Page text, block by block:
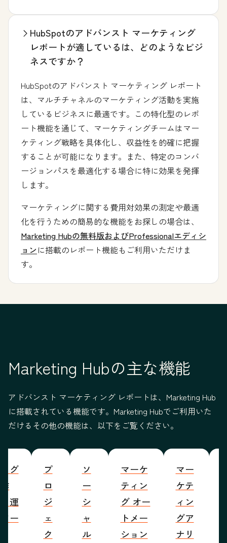
HubSpotのアドバンスト マーケティング
レポートが適しているは、どのようなビジ
ネスですか？
HubSpotのアドバンスト マーケティング レポート
は、マルチチャネルのマーケティング活動を実施
しているビジネスに最適です。この特化型のレポ
ート機能を通じて、マーケティングチームはマー
ケティング戦略を具体化し、収益性を的確に把握
することが可能になります。また、特定のコンバ
ージョンパスを最適化する場合に特に効果を発揮
します。
マーケティングに関する費用対効果の測定や最適
化を行うための簡易的な機能をお探しの場合は、
Marketing Hubの無料版およびProfessionalエディシ
ョン に搭載のレポート機能もご利用いただけま
す。
Marketing Hubの主な機能
アドバンスト マーケティング レポートは、Marketing Hub
に搭載されている機能です。Marketing Hubでご利用いた
だけるその他の機能は、以下をご覧ください。
グ
運
ー
プ
ロ
ジ
ェ
ク
ソ
ー
シ
ャ
ル
マーケ
ティン
グ オー
トメー
ション
マー
ケテ
ィン
グア
ナリ